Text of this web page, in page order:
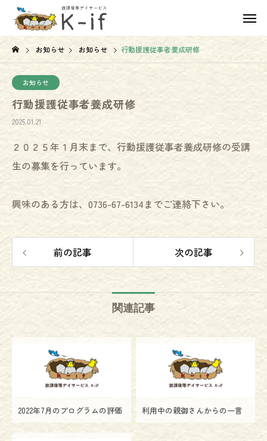
お知らせ お知らせ 行動援護従事者養成研修
お知らせ
行動援護従事者養成研修
2025.01.21
２０２５年１月末まで、行動援護従事者養成研修の受講
生の募集を行っています。
興味のある方は、0736-67-6134までご連絡下さい。
前の記事 次の記事
関連記事
2022年7月のプログラムの評価 利用中の親御さんからの一言